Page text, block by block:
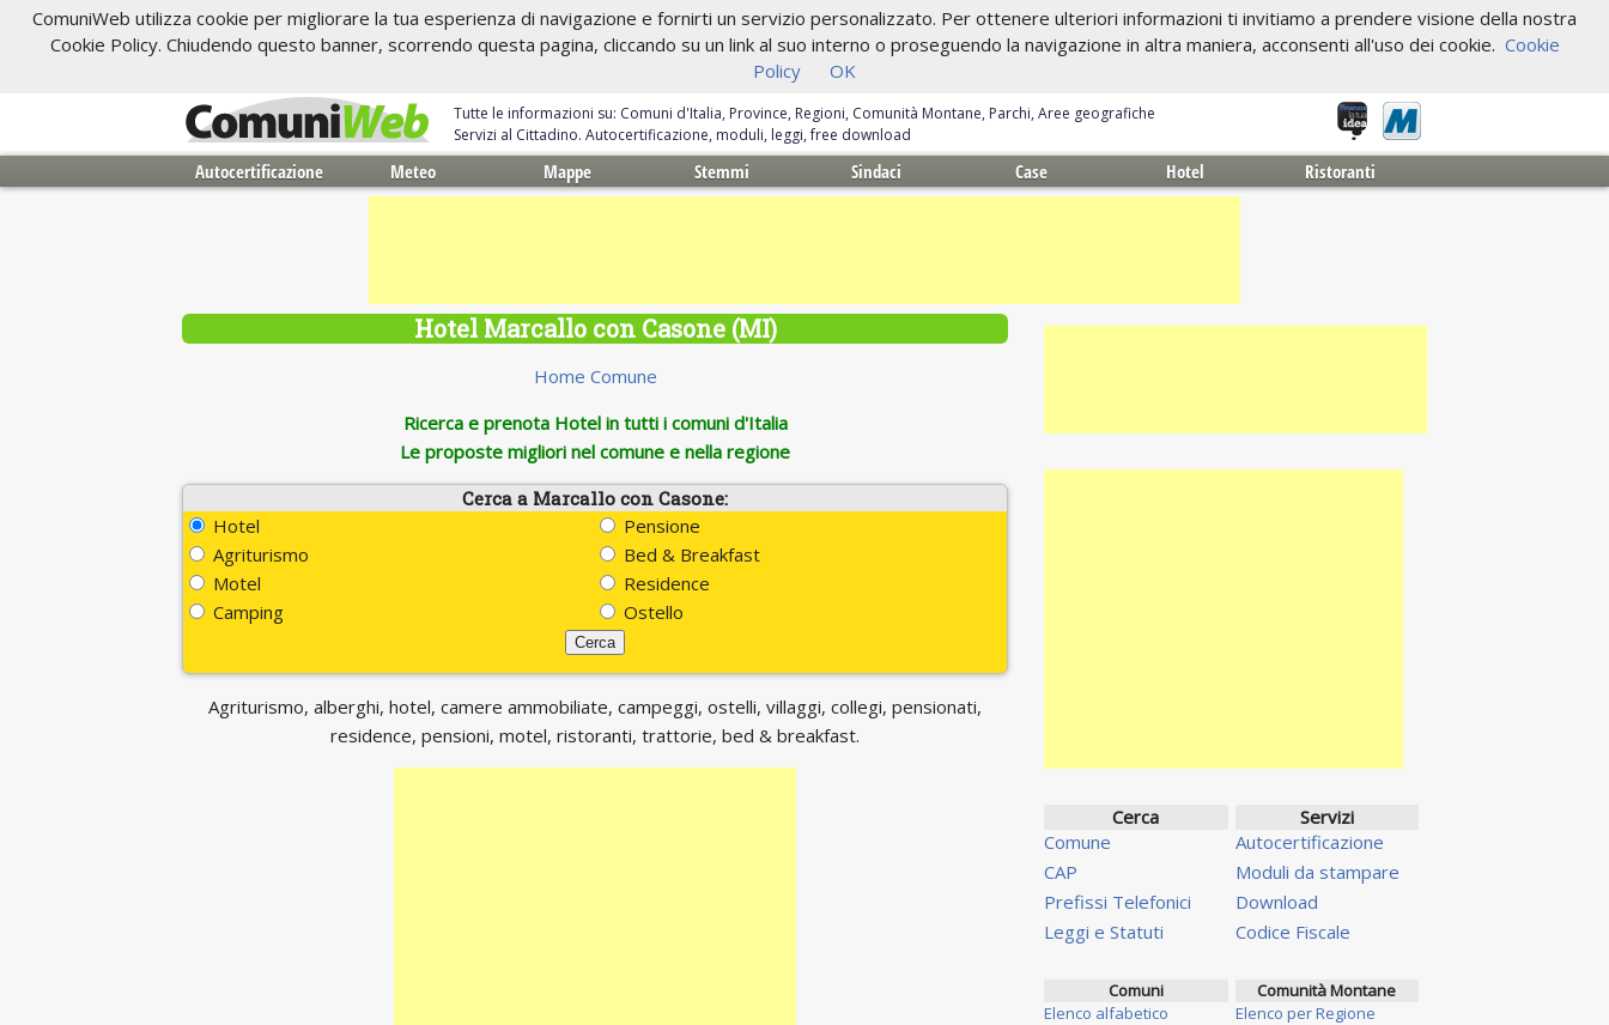
ComuniWeb utilizza cookie per migliorare la tua esperienza di navigazione e fornirti un servizio personalizzato. Per ottenere ulteriori informazioni ti invitiamo a prendere visione della nostra
Cookie Policy. Chiudendo questo banner, scorrendo questa pagina, cliccando su un link al suo interno o proseguendo la navigazione in altra maniera, acconsenti all'uso dei cookie. Cookie
Policy
OK
Tutte le informazioni su: Comuni d'Italia, Province, Regioni, Comunità Montane, Parchi, Aree geografiche
Servizi al Cittadino. Autocertificazione, moduli, leggi, free download
Autocertificazione Meteo Mappe Stemmi Sindaci Case Hotel Ristoranti
Hotel Marcallo con Casone (MI)
Home Comune
Ricerca e prenota Hotel in tutti i comuni d'Italia
Le proposte migliori nel comune e nella regione
Cerca a Marcallo con Casone:
Hotel
Pensione
Agriturismo
Bed & Breakfast
Motel
Residence
Camping
Ostello
Agriturismo, alberghi, hotel, camere ammobiliate, campeggi, ostelli, villaggi, collegi, pensionati,
residence, pensioni, motel, ristoranti, trattorie, bed & breakfast.
Cerca
Comune
CAP
Prefissi Telefonici
Leggi e Statuti
Servizi
Autocertificazione
Moduli da stampare
Download
Codice Fiscale
Comuni
Elenco alfabetico
Comunità Montane
Elenco per Regione